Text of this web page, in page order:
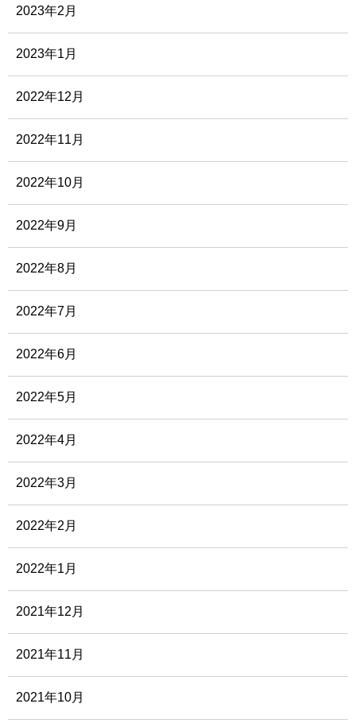
2023年2月
2023年1月
2022年12月
2022年11月
2022年10月
2022年9月
2022年8月
2022年7月
2022年6月
2022年5月
2022年4月
2022年3月
2022年2月
2022年1月
2021年12月
2021年11月
2021年10月